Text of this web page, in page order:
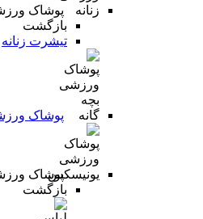
پوشاک
بازگشت
تیشرت زنانه
پوشاک
پوشاک
بازگشت